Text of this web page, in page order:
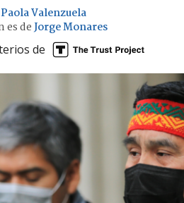
Paola Valenzuela
es deJorge Monares
de